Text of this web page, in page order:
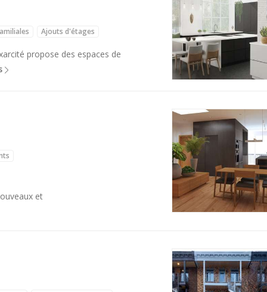
Ajouts d'étages
propose des espaces de
et